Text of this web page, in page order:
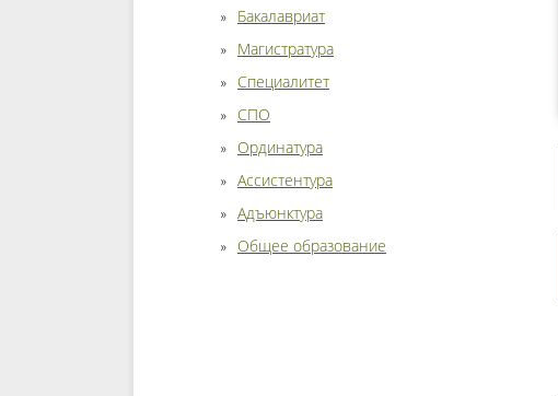
Бакалавриат
Магистратура
Специалитет
СПО
Ординатура
Ассистентура
Адъюнктура
Общее образование